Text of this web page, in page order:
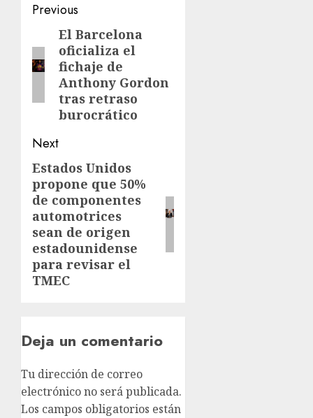
Previous
El Barcelona
oficializa el
fichaje de
Anthony Gordon
tras retraso
burocrático
Next
Estados Unidos
propone que 50%
de componentes
automotrices
sean de origen
estadounidense
para revisar el
TMEC
Deja un comentario
Tu dirección de correo
electrónico no será publicada.
Los campos obligatorios están